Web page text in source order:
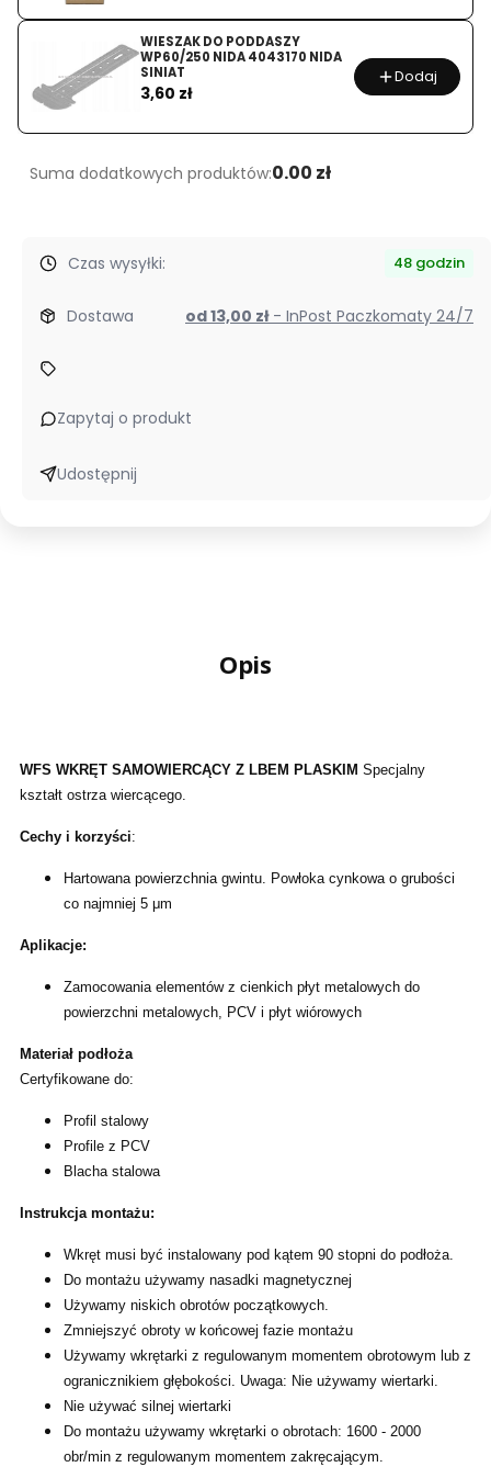
WIESZAK DO PODDASZY
WP60/250 NIDA 4043170 NIDA
SINIAT
Cena
3,60 zł
Dodaj
Suma dodatkowych produktów:0.00 zł
Czas wysyłki: 48 godzin
Dostawa od 13,00 zł - InPost Paczkomaty 24/7
Zapytaj o produkt
Udostępnij
Opis
WFS WKRĘT SAMOWIERCĄCY Z LBEM PLASKIM Specjalny
kształt ostrza wiercącego.
Cechy i korzyści:
Hartowana powierzchnia gwintu. Powłoka cynkowa o grubości
co najmniej 5 μm
Aplikacje:
Zamocowania elementów z cienkich płyt metalowych do
powierzchni metalowych, PCV i płyt wiórowych
Materiał podłoża
Certyfikowane do:
Profil stalowy
Profile z PCV
Blacha stalowa
Instrukcja montażu:
Wkręt musi być instalowany pod kątem 90 stopni do podłoża.
Do montażu używamy nasadki magnetycznej
Używamy niskich obrotów początkowych.
Zmniejszyć obroty w końcowej fazie montażu
Używamy wkrętarki z regulowanym momentem obrotowym lub z
ogranicznikiem głębokości. Uwaga: Nie używamy wiertarki.
Nie używać silnej wiertarki
Do montażu używamy wkrętarki o obrotach: 1600 - 2000
obr/min z regulowanym momentem zakręcającym.